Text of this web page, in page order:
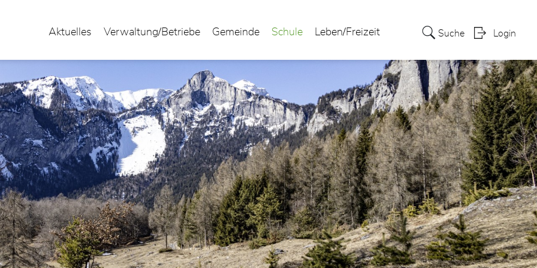
Aktuelles Verwaltung/Betriebe Gemeinde Schule Leben/Freizeit Suche Login